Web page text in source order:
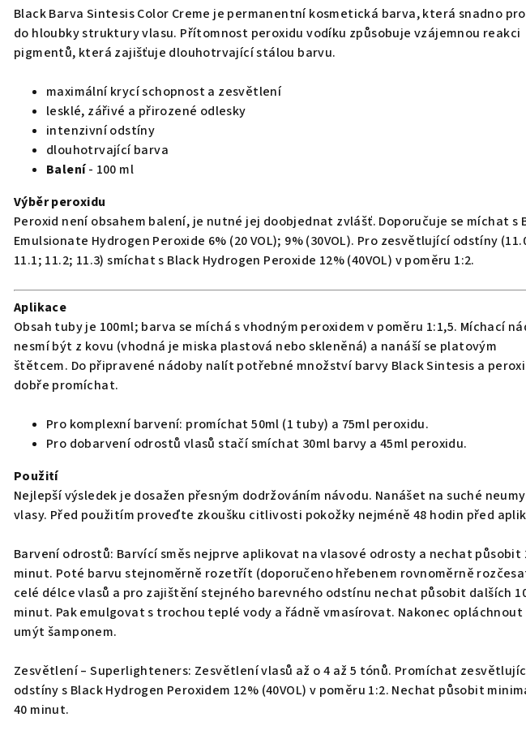
Black Barva Sintesis Color Creme je permanentní kosmetická barva, která snadno
do hloubky struktury vlasu. Přítomnost peroxidu vodíku způsobuje vzájemnou reakci
pigmentů, která zajišťuje dlouhotrvající stálou barvu.
maximální krycí schopnost a zesvětlení
lesklé, zářivé a přirozené odlesky
intenzivní odstíny
dlouhotrvající barva
Balení- 100 ml
Výběr peroxidu
Peroxid není obsahem balení, je nutné jej doobjednat zvlášť. Doporučuje se míchat s
Emulsionate Hydrogen Peroxide 6% (20 VOL); 9% (30VOL). Pro zesvětlující odstíny
11.1; 11.2; 11.3) smíchat s Black Hydrogen Peroxide 12% (40VOL) v poměru 1:2.
Aplikace
Obsah tuby je 100ml; barva se míchá s vhodným peroxidem v poměru 1:1,5. Míchací
nesmí být z kovu (vhodná je miska plastová nebo skleněná) a nanáší se platovým
štětcem. Do připravené nádoby nalít potřebné množství barvy Black Sintesis a
dobře promíchat.
Pro komplexní barvení: promíchat 50ml (1 tuby) a 75ml peroxidu.
Pro dobarvení odrostů vlasů stačí smíchat 30ml barvy a 45ml peroxidu.
Použití
Nejlepší výsledek je dosažen přesným dodržováním návodu. Nanášet na suché
vlasy. Před použitím proveďte zkoušku citlivosti pokožky nejméně 48 hodin před
Barvení odrostů: Barvící směs nejprve aplikovat na vlasové odrosty a nechat působit
minut. Poté barvu stejnoměrně rozetřít (doporučeno hřebenem rovnoměrně
celé délce vlasů a pro zajištění stejného barevného odstínu nechat působit dalších
minut. Pak emulgovat s trochou teplé vody a řádně vmasírovat. Nakonec opláchnout
umýt šamponem.
Zesvětlení – Superlighteners: Zesvětlení vlasů až o 4 až 5 tónů. Promíchat
odstíny s Black Hydrogen Peroxidem 12% (40VOL) v poměru 1:2. Nechat působit
40 minut.